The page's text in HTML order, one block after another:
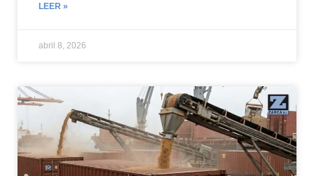
LEER »
abril 8, 2026